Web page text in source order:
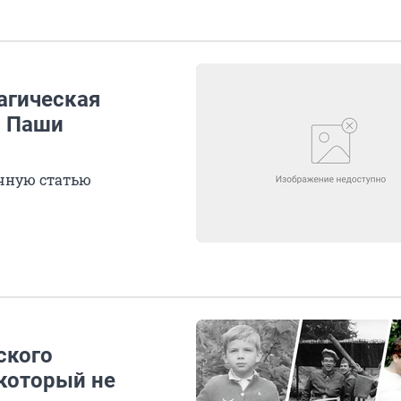
Паши
статью
не